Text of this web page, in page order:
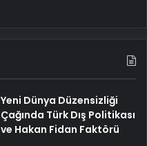
Yeni Dünya Düzensizliği
Çağında Türk Dış Politikası
ve Hakan Fidan Faktörü